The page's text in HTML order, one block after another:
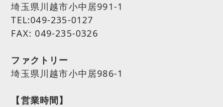
埼玉県川越市小中居991-1
TEL:049-235-0127
FAX: 049-235-0326
ファクトリー
埼玉県川越市小中居986-1
【営業時間】